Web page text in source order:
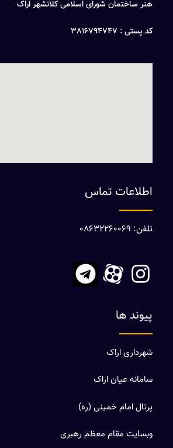
هنر ساختمان شورای اسلامی کلانشهر اراک
کد پستی : 3816794747
اطلاعات تماس
تلفن: 08632260069
پیوند ها
شهرداری اراک
سامانه عیان اراک
پرتال امام خمینی (ره)
وبسایت مقام معظم رهبری